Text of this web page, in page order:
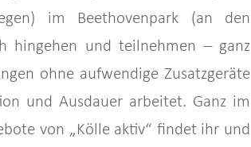
im Beethovenpark (an den
hingehen und teilnehmen – ganz
ohne aufwendige Zusatzgeräte
und Ausdauer arbeitet. Ganz im
von „Kölle aktiv“ findet ihr und